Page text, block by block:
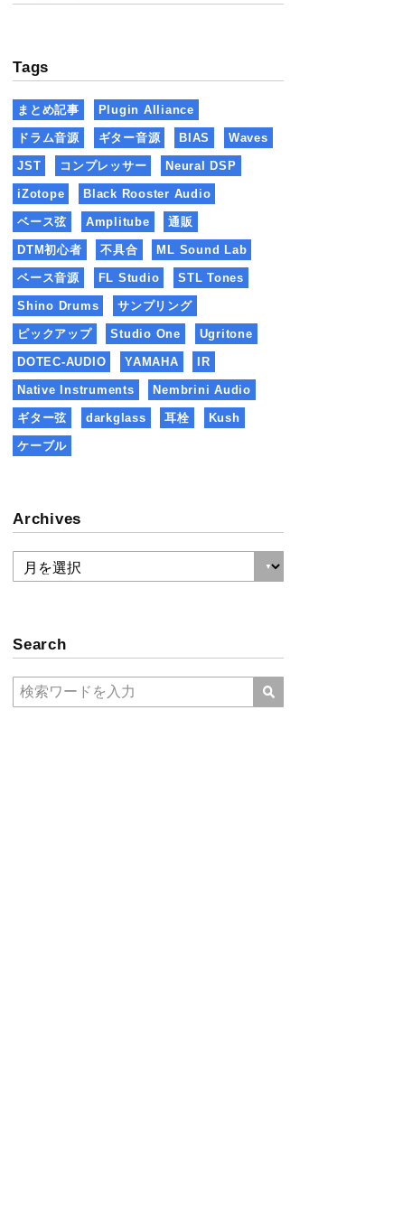
Tags
まとめ記事 Plugin Alliance
ドラム音源 ギター音源 BIAS Waves
JST コンプレッサー Neural DSP
iZotope Black Rooster Audio
ベース弦 Amplitube 通販
DTM初心者 不具合 ML Sound Lab
ベース音源 FL Studio STL Tones
Shino Drums サンプリング
ピックアップ Studio One Ugritone
DOTEC-AUDIO YAMAHA IR
Native Instruments Nembrini Audio
ギター弦 darkglass 耳栓 Kush
ケーブル
Archives
Search